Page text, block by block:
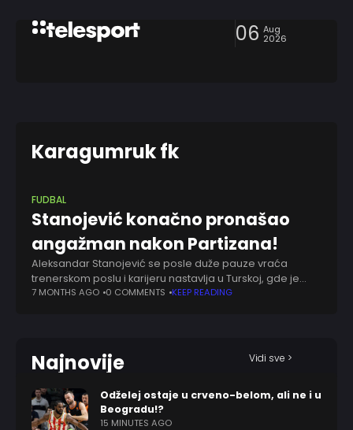
06 Aug
2026
Karagumruk fk
FUDBAL
Stanojević konačno pronašao
angažman nakon Partizana!
Aleksandar Stanojević se posle duže pauze vraća
trenerskom poslu i karijeru nastavlja u Turskoj, gde je
preuzeo ekipu Fatih Karagumruka. Više od godinu dana
7 MONTHS AGO 0 COMMENTS KEEP READING
Najnovije Vidi sve >
Odželej ostaje u crveno-belom, ali ne i u
Beogradu!?
15 MINUTES AGO